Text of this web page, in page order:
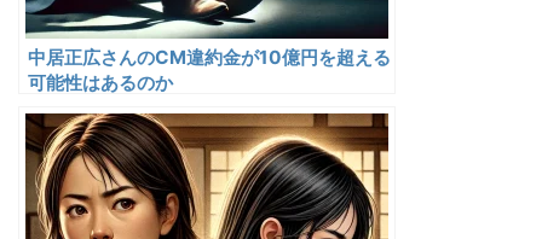
中居正広さんのCM違約金が10億円を超える
可能性はあるのか